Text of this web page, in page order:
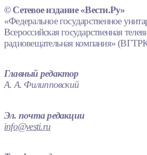
© Сетевое издание «Вести.Ру»
«Федеральное государственное
Всероссийская государственная
радиовещательная компания»
Главный редактор
А. А. Филипповский
Эл. почта редакции
info@vesti.ru